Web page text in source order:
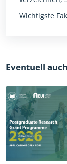
Wichtigste
Eventuell